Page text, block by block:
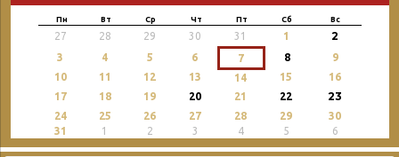
Пн Вт Ср Чт Пт Сб Вс
27 28 29 30 31 1 2
3 4 5 6 7 8
9
10
11 12 13 14 15
16
17
18 19 20 21 22 23
24 25 26 27 28 29
30
31
1 2 3 4 5 6